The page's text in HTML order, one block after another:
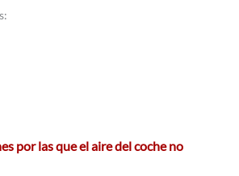
por las que el aire del coche no